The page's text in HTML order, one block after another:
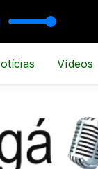
Vídeos